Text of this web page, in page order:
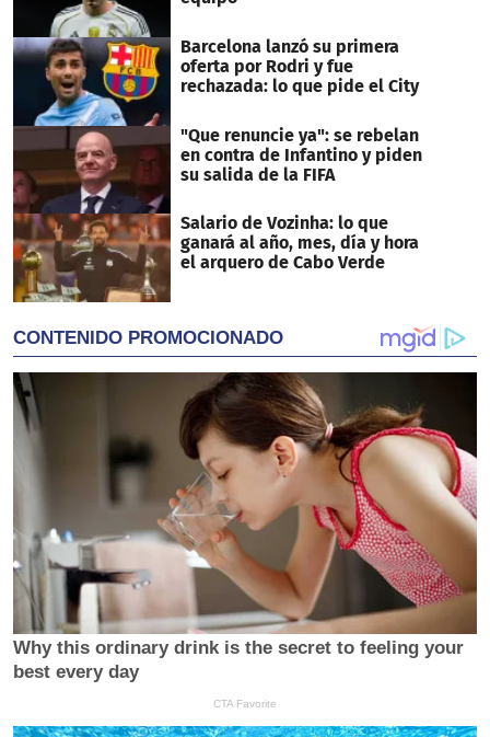
Barcelona lanzó su primera
oferta por Rodri y fue
rechazada: lo que pide el City
"Que renuncie ya": se rebelan
en contra de Infantino y piden
su salida de la FIFA
Salario de Vozinha: lo que
ganará al año, mes, día y hora
el arquero de Cabo Verde